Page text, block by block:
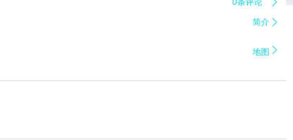
0条评论 
简介 
地图 